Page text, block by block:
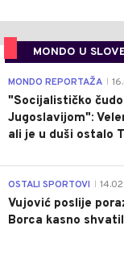
MONDO U
MONDO REPORTAŽA
"Socijalističko
Jugoslavijom":
ali je u duši ostalo
OSTALI SPORTOVI
Vujović poslije
Borca kasno